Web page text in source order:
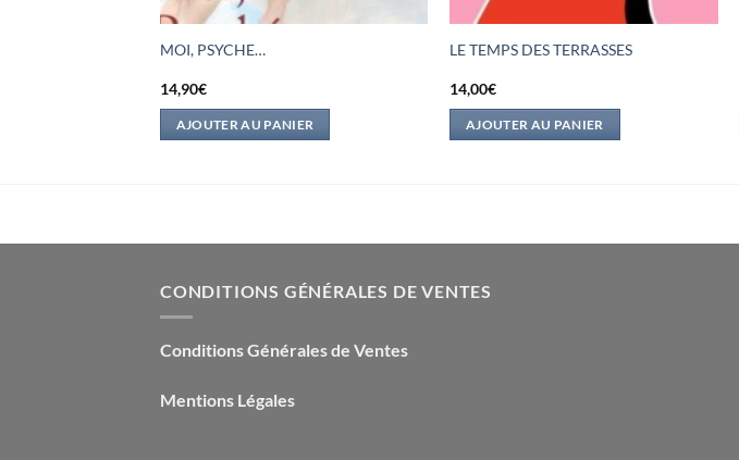
MOI, PSYCHE…
14,90€
AJOUTER AU PANIER
LE TEMPS DES TERRASSES
14,00€
AJOUTER AU PANIER
CONDITIONS GÉNÉRALES DE VENTES
Conditions Générales de Ventes
Mentions Légales